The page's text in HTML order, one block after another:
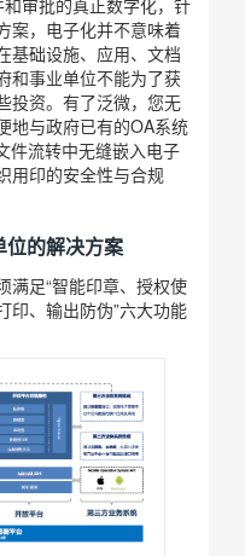
审批的真正数字化，针
案，电子化并不意味着
基础设施、应用、文档
和事业单位不能为了获
投资。有了泛微，您无
地与政府已有的OA系统
件流转中无缝嵌入电子
用印的安全性与合规
位的解决方案
满足“智能印章、授权使
印、输出防伪”六大功能